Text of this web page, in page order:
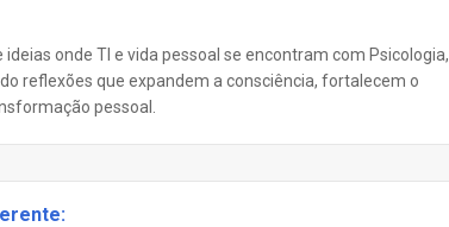
onde TI e vida pessoal se encontram com Psicologia,
reflexões que expandem a consciência, fortalecem o
pessoal.